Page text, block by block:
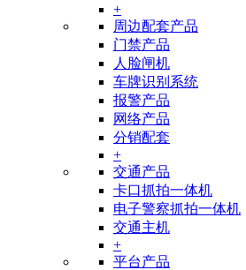
+
周边配套产品
门禁产品
人脸闸机
车牌识别系统
报警产品
网络产品
分销配套
+
交通产品
卡口抓拍一体机
电子警察抓拍一体机
交通主机
+
平台产品